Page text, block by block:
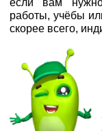
работы, учёбы
скорее всего,